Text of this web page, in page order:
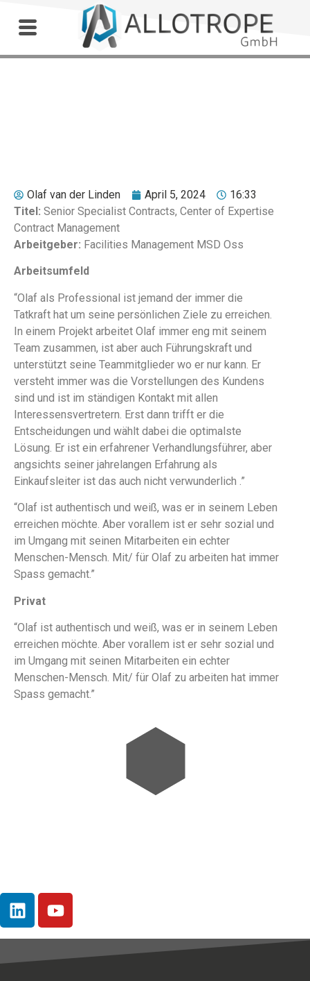
Olaf van der Linden April 5, 2024
16:33
Titel: Senior Specialist Contracts, Center of Expertise
Contract Management
Arbeitgeber: Facilities Management MSD Oss
Arbeitsumfeld
“Olaf als Professional ist jemand der immer die
Tatkraft hat um seine persönlichen Ziele zu erreichen.
In einem Projekt arbeitet Olaf immer eng mit seinem
Team zusammen, ist aber auch Führungskraft und
unterstützt seine Teammitglieder wo er nur kann. Er
versteht immer was die Vorstellungen des Kundens
sind und ist im ständigen Kontakt mit allen
Interessensvertretern. Erst dann trifft er die
Entscheidungen und wählt dabei die optimalste
Lösung. Er ist ein erfahrener Verhandlungsführer, aber
angsichts seiner jahrelangen Erfahrung als
Einkaufsleiter ist das auch nicht verwunderlich .”
“Olaf ist authentisch und weiß, was er in seinem Leben
erreichen möchte. Aber vorallem ist er sehr sozial und
im Umgang mit seinen Mitarbeiten ein echter
Menschen-Mensch. Mit/ für Olaf zu arbeiten hat immer
Spass gemacht.”
Privat
“Olaf ist authentisch und weiß, was er in seinem Leben
erreichen möchte. Aber vorallem ist er sehr sozial und
im Umgang mit seinen Mitarbeiten ein echter
Menschen-Mensch. Mit/ für Olaf zu arbeiten hat immer
Spass gemacht.”